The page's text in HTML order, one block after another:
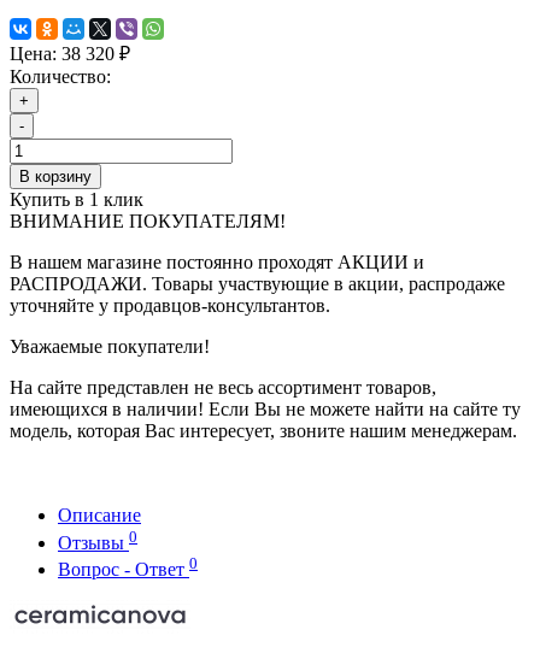
Цена: 38 320 ₽
Количество:
+
-
В корзину
Купить в 1 клик
ВНИМАНИЕ ПОКУПАТЕЛЯМ!
В нашем магазине постоянно проходят АКЦИИ и
РАСПРОДАЖИ. Товары участвующие в акции, распродаже
уточняйте у продавцов-консультантов.
Уважаемые покупатели!
На сайте представлен не весь ассортимент товаров,
имеющихся в наличии! Если Вы не можете найти на сайте ту
модель, которая Вас интересует, звоните нашим менеджерам.
Описание
Отзывы 0
Вопрос - Ответ 0